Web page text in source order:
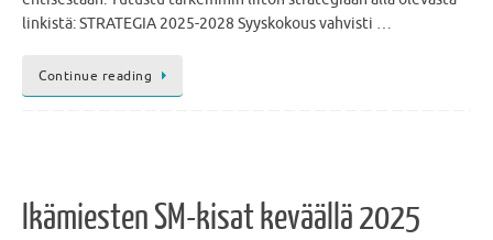
linkistä: STRATEGIA 2025-2028 Syyskokous vahvisti …
Continue reading
Ikämiesten SM-kisat keväällä 2025